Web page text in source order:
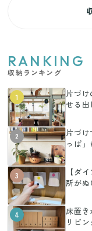
RANKING
収納ランキング
1
片づ
せる
2
片づ
っぱ
3
【ダ
所がぬ
4
床置
リビ